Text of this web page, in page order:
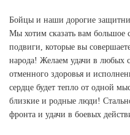
Бойцы и наши дорогие
Мы хотим сказать вам большое
подвиги, которые вы
народа! Желаем удачи в любых
отменного здоровья и
сердце будет тепло от одной
близкие и родные люди!
фронта и удачи в боевых